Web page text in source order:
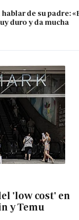
de su padre:
duro y da mucha
'low cost' en
y Temu